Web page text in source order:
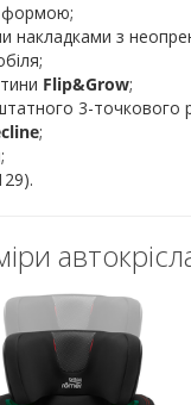
формою;
накладками з
Flip&Grow;
3-точкового
;